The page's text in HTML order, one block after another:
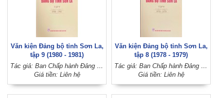
Văn kiện Đảng bộ tỉnh Sơn La,
tập 9 (1980 - 1981)
Tác giả: Ban Chấp hành Đảng bộ tỉnh Sơn La
Giá tiền: Liên hệ
Văn kiện Đảng bộ tỉnh Sơn La,
tập 8 (1978 - 1979)
Tác giả: Ban Chấp hành Đảng bộ tỉnh Sơn La
Giá tiền: Liên hệ